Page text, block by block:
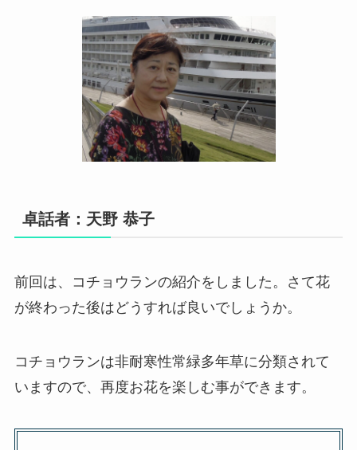
卓話者：天野 恭子
前回は、コチョウランの紹介をしました。さて花
が終わった後はどうすれば良いでしょうか。
コチョウランは非耐寒性常緑多年草に分類されて
いますので、再度お花を楽しむ事ができます。